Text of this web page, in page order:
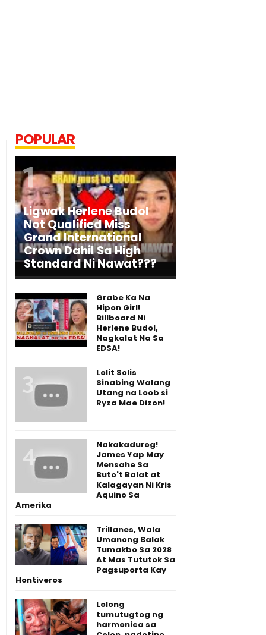
POPULAR
Ligwak Herlene Budol
Not Qualified Miss
Grand International
Crown Dahil Sa High
Standard Ni Nawat???
Grabe Ka Na
Hipon Girl!
Billboard Ni
Herlene Budol,
Nagkalat Na Sa
EDSA!
Lolit Solis
Sinabing Walang
Utang na Loob si
Ryza Mae Dizon!
Nakakadurog!
James Yap May
Mensahe Sa
Buto't Balat at
Kalagayan Ni Kris
Aquino Sa
Amerika
Trillanes, Wala
Umanong Balak
Tumakbo Sa 2028
At Mas Tututok Sa
Pagsuporta Kay
Hontiveros
Lolong
tumutugtog ng
harmonica sa